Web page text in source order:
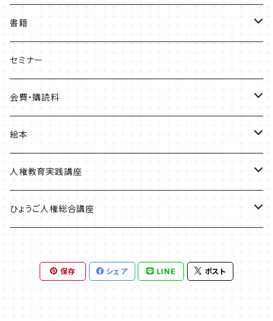
書籍
ひょうご部落解放
人権歴史マップ
淡路・神戸増補版
播磨版
はじめてみよう！これからの部落問題学習
人権政策マップ報告書
セミナー
会費・購読料
正会員会費
特別会員会費
賛助会費
絵本
ともだちのにおい
かめたろう
人権教育実践講座
単体申込
ひょうご人権総合講座
保存 シェア LINE ポスト